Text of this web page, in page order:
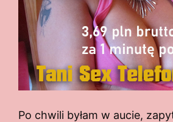
Po chwili byłam w aucie,